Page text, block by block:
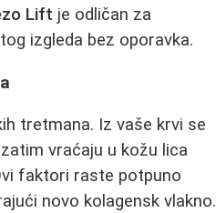
Lift je odličan za
izgleda bez oporavka.
tretmana. Iz vaše krvi se
vraćaju u kožu lica
faktori raste potpuno
novo kolagensk vlakno.